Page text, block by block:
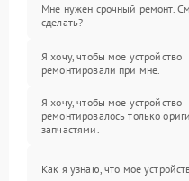
Мне нужен срочный ремонт.
сделать?
Я хочу, чтобы мое устройство
ремонтировали при мне.
Я хочу, чтобы мое устройство
ремонтировалось только
запчастями.
Как я узнаю, что мое